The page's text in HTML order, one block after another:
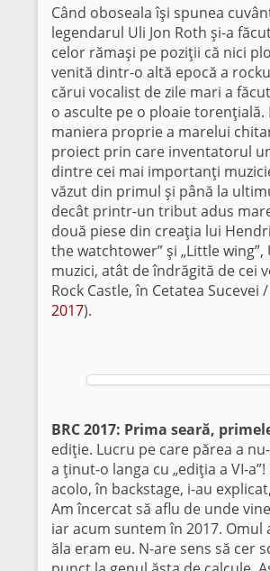
Când oboseala îşi spunea
legendarul Uli Jon Roth şi-a
celor rămaşi pe poziţii că nici
venită dintr-o altă epocă a
cărui vocalist de zile mari a
o asculte pe o ploaie
maniera proprie a marelui
proiect prin care inventatorul
dintre cei mai importanţi
văzut din primul şi până la
decât printr-un tribut adus
două piese din creaţia lui
the watchtower” şi „Little
muzici, atât de îndrăgită de cei
Rock Castle, în Cetatea Sucevei /
2017).
BRC 2017: Prima seară,
ediţie. Lucru pe care părea a
a ţinut-o langa cu „ediţia a VI-
acolo, în backstage, i-au
Am încercat să aflu de unde
iar acum suntem în 2017. Omul
ăla eram eu. N-are sens să cer